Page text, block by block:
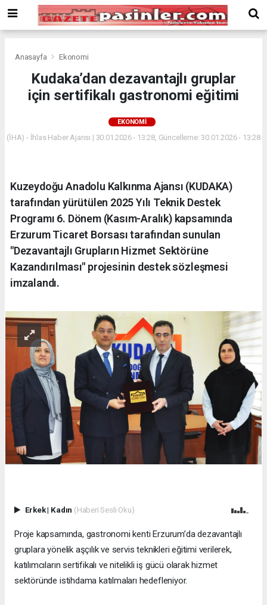
Bonusu
Veren
deneme
siteler
Veren
Anasayfa Ekonomi
Kudaka’dan dezavantajlı gruplar
için sertifikalı gastronomi eğitimi
EKONOMI
(İHA) - İhlas Haber Ajansı | 30.01.2026 - 13:28, Güncelleme: 30.01.2026 - 13:28
Kuzeydoğu Anadolu Kalkınma Ajansı (KUDAKA)
tarafından yürütülen 2025 Yılı Teknik Destek
Programı 6. Dönem (Kasım-Aralık) kapsamında
Erzurum Ticaret Borsası tarafından sunulan
"Dezavantajlı Grupların Hizmet Sektörüne
Kazandırılması" projesinin destek sözleşmesi
imzalandı.
Erkek| Kadın (Haberi Sesli Oku)
Proje kapsamında, gastronomi kenti Erzurum’da dezavantajlı
gruplara yönelik aşçılık ve servis teknikleri eğitimi verilerek,
katılımcıların sertifikalı ve nitelikli iş gücü olarak hizmet
sektöründe istihdama katılmaları hedefleniyor.